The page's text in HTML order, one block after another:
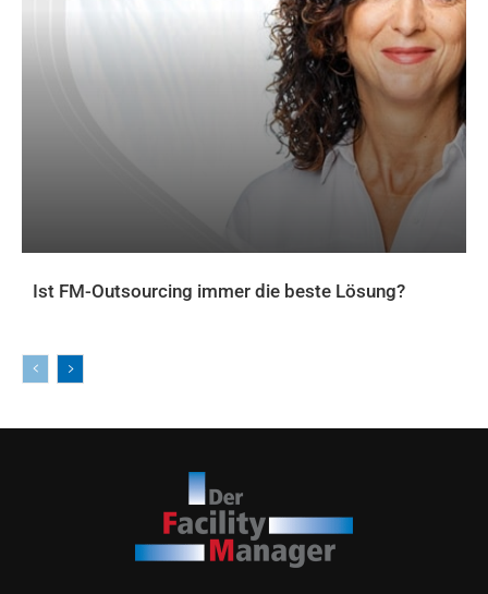
Ist FM-Outsourcing immer die beste Lösung?